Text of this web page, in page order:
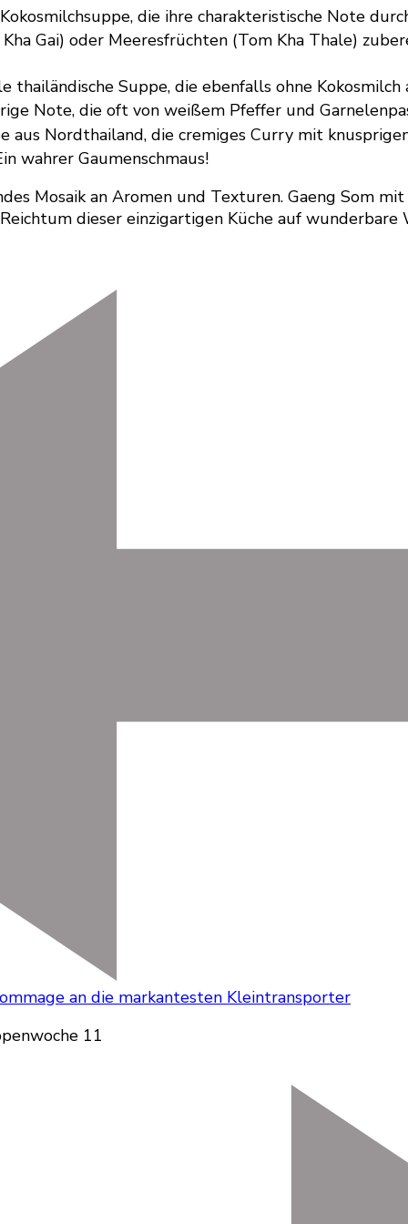
die ihre charakteristische Note
Gai) oder Meeresfrüchten (Tom Kha Thale)
Suppe, die ebenfalls ohne
Note, die oft von weißem Pfeffer und
aus Nordthailand, die cremiges Curry mit
wahrer Gaumenschmaus!
Mosaik an Aromen und Texturen. Gaeng Som
dieser einzigartigen Küche auf
an die markantesten Kleintransporter